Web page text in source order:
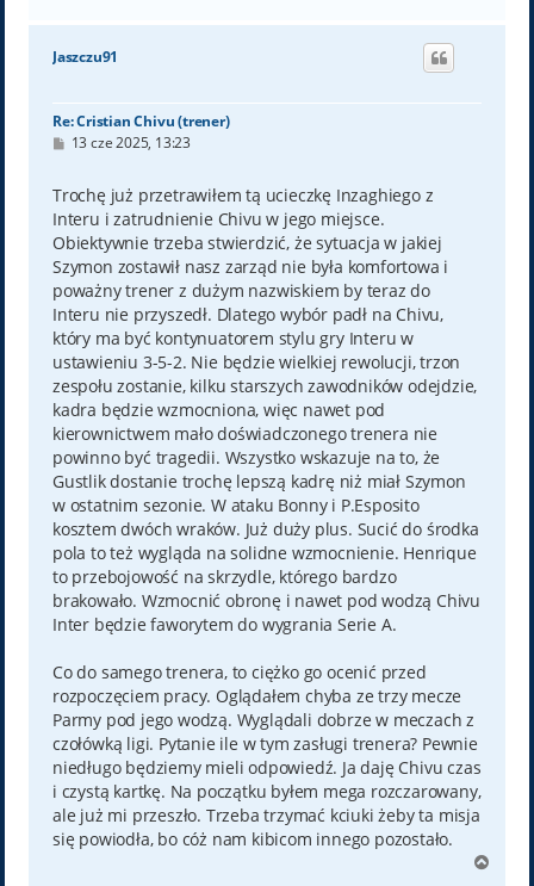
g
Jaszczu91
Re: Cristian Chivu (trener)
P
t
13 cze 2025, 13:23
Trochę już przetrawiłem tą ucieczkę Inzaghiego z
Interu i zatrudnienie Chivu w jego miejsce.
Obiektywnie trzeba stwierdzić, że sytuacja w jakiej
Szymon zostawił nasz zarząd nie była komfortowa i
poważny trener z dużym nazwiskiem by teraz do
Interu nie przyszedł. Dlatego wybór padł na Chivu,
który ma być kontynuatorem stylu gry Interu w
ustawieniu 3-5-2. Nie będzie wielkiej rewolucji, trzon
zespołu zostanie, kilku starszych zawodników odejdzie,
kadra będzie wzmocniona, więc nawet pod
kierownictwem mało doświadczonego trenera nie
powinno być tragedii. Wszystko wskazuje na to, że
Gustlik dostanie trochę lepszą kadrę niż miał Szymon
w ostatnim sezonie. W ataku Bonny i P.Esposito
kosztem dwóch wraków. Już duży plus. Sucić do środka
pola to też wygląda na solidne wzmocnienie. Henrique
to przebojowość na skrzydle, którego bardzo
brakowało. Wzmocnić obronę i nawet pod wodzą Chivu
Inter będzie faworytem do wygrania Serie A.
Co do samego trenera, to ciężko go ocenić przed
rozpoczęciem pracy. Oglądałem chyba ze trzy mecze
Parmy pod jego wodzą. Wyglądali dobrze w meczach z
czołówką ligi. Pytanie ile w tym zasługi trenera? Pewnie
niedługo będziemy mieli odpowiedź. Ja daję Chivu czas
i czystą kartkę. Na początku byłem mega rozczarowany,
ale już mi przeszło. Trzeba trzymać kciuki żeby ta misja
się powiodła, bo cóż nam kibicom innego pozostało.